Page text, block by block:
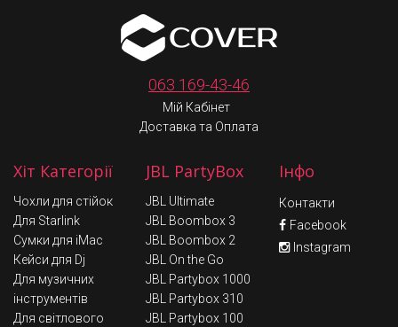
063 169-43-46
Мій Кабінет
Доставка та Оплата
Хіт Категорії
Чохли для стійок
Для Starlink
Сумки для iMac
Кейси для Dj
Для музичних
інструментів
Для світлового
JBL PartyBox
JBL Ultimate
JBL Boombox 3
JBL Boombox 2
JBL On the Go
JBL Partybox 1000
JBL Partybox 310
JBL Partybox 100
Інфо
Контакти
Facebook
Instagram